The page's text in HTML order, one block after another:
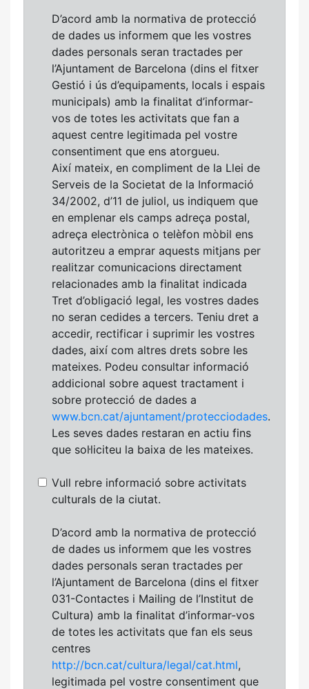
D’acord amb la normativa de protecció
de dades us informem que les vostres
dades personals seran tractades per
l’Ajuntament de Barcelona (dins el fitxer
Gestió i ús d’equipaments, locals i espais
municipals) amb la finalitat d’informar-
vos de totes les activitats que fan a
aquest centre legitimada pel vostre
consentiment que ens atorgueu.
Així mateix, en compliment de la Llei de
Serveis de la Societat de la Informació
34/2002, d’11 de juliol, us indiquem que
en emplenar els camps adreça postal,
adreça electrònica o telèfon mòbil ens
autoritzeu a emprar aquests mitjans per
realitzar comunicacions directament
relacionades amb la finalitat indicada
Tret d’obligació legal, les vostres dades
no seran cedides a tercers. Teniu dret a
accedir, rectificar i suprimir les vostres
dades, així com altres drets sobre les
mateixes. Podeu consultar informació
addicional sobre aquest tractament i
sobre protecció de dades a
www.bcn.cat/ajuntament/protecciodades.
Les seves dades restaran en actiu fins
que sol·liciteu la baixa de les mateixes.
Vull rebre informació sobre activitats
culturals de la ciutat.
D’acord amb la normativa de protecció
de dades us informem que les vostres
dades personals seran tractades per
l’Ajuntament de Barcelona (dins el fitxer
031-Contactes i Mailing de l’Institut de
Cultura) amb la finalitat d’informar-vos
de totes les activitats que fan els seus
centres
http://bcn.cat/cultura/legal/cat.html,
legitimada pel vostre consentiment que